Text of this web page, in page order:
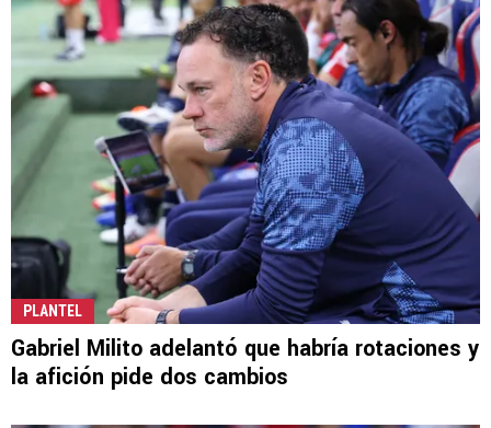
PLANTEL
Gabriel Milito adelantó que habría rotaciones y
la afición pide dos cambios